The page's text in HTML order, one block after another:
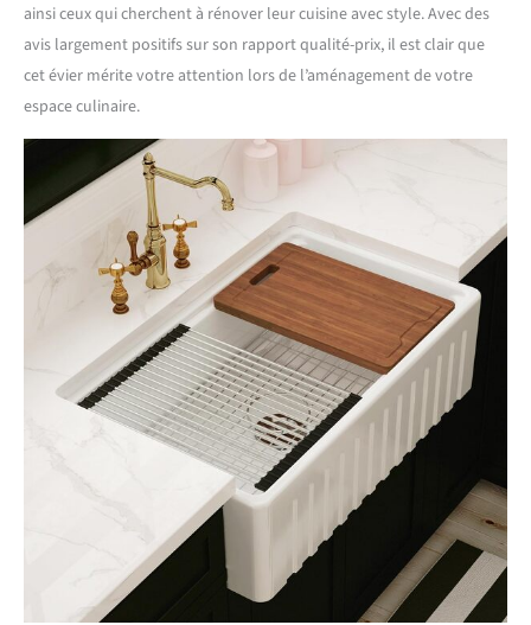
ainsi ceux qui cherchent à rénover leur cuisine avec style. Avec des
avis largement positifs sur son rapport qualité-prix, il est clair que
cet évier mérite votre attention lors de l’aménagement de votre
espace culinaire.